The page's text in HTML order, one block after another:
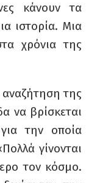
κάνουν τα
ιστορία. Μια
χρόνια της
της
να βρίσκεται
την οποία
γίνονται
τον κόσμο.